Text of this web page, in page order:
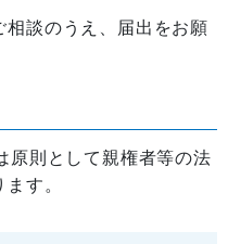
談のうえ、届出をお願
原則として親権者等の法
す。